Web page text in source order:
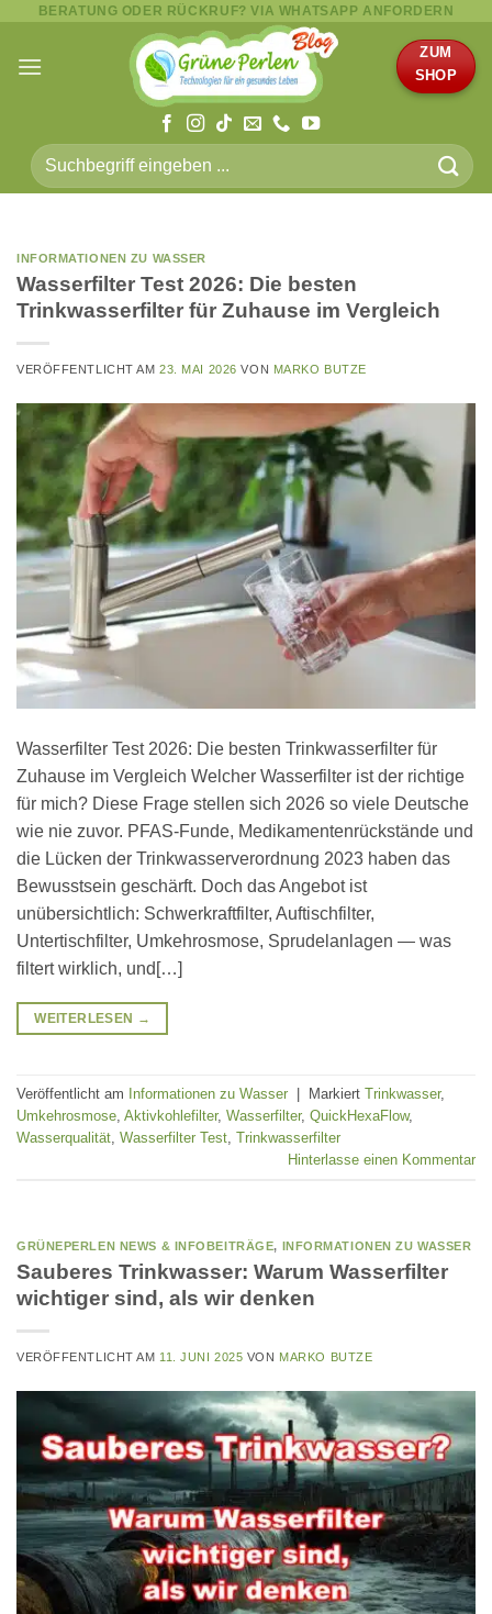
springen
BERATUNG ODER RÜCKRUF? VIA WHATSAPP ANFORDERN
ZUM
SHOP
Suche
nach:
INFORMATIONEN ZU WASSER
Wasserfilter Test 2026: Die besten
Trinkwasserfilter für Zuhause im Vergleich
VERÖFFENTLICHT AM23. MAI 2026 VON MARKO BUTZE
Wasserfilter Test 2026: Die besten Trinkwasserfilter für
Zuhause im Vergleich Welcher Wasserfilter ist der richtige
für mich? Diese Frage stellen sich 2026 so viele Deutsche
wie nie zuvor. PFAS-Funde, Medikamentenrückstände und
die Lücken der Trinkwasserverordnung 2023 haben das
Bewusstsein geschärft. Doch das Angebot ist
unübersichtlich: Schwerkraftfilter, Auftischfilter,
Untertischfilter, Umkehrosmose, Sprudelanlagen — was
filtert wirklich, und[…]
WEITERLESEN →
Veröffentlicht am Informationen zu Wasser Markiert Trinkwasser,
Umkehrosmose Aktivkohlefilter, Wasserfilter, QuickHexaFlow,
Wasserqualität Wasserfilter Test Trinkwasserfilter
Hinterlasse einen Kommentar
GRÜNEPERLEN NEWS & INFOBEITRÄGE, INFORMATIONEN ZU WASSER
Sauberes Trinkwasser: Warum Wasserfilter
wichtiger sind, als wir denken
VERÖFFENTLICHT AM 11. JUNI 2025 VON MARKO BUTZE